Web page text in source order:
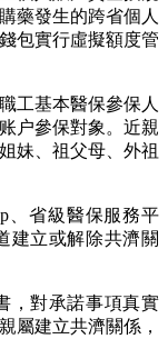
藥發生的跨省個人
包實行虛擬額度管
基本醫保參保人
户參保對象。近親
妹、祖父母、外祖
省級醫保服務平
建立或解除共濟關
對承諾事項真實
屬建立共濟關係，